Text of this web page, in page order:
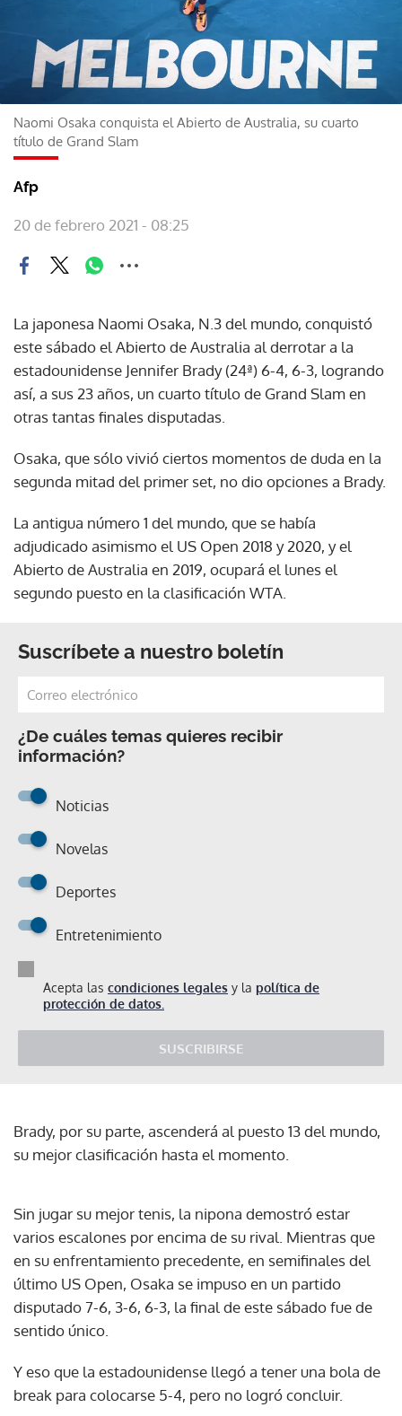
Naomi Osaka conquista el Abierto de Australia, su cuarto
título de Grand Slam
Afp
20 de febrero 2021 - 08:25
La japonesa Naomi Osaka, N.3 del mundo, conquistó
este sábado el Abierto de Australia al derrotar a la
estadounidense Jennifer Brady (24ª) 6-4, 6-3, logrando
así, a sus 23 años, un cuarto título de Grand Slam en
otras tantas finales disputadas.
Osaka, que sólo vivió ciertos momentos de duda en la
segunda mitad del primer set, no dio opciones a Brady.
La antigua número 1 del mundo, que se había
adjudicado asimismo el US Open 2018 y 2020, y el
Abierto de Australia en 2019, ocupará el lunes el
segundo puesto en la clasificación WTA.
Suscríbete a nuestro boletín
¿De cuáles temas quieres recibir
información?
Noticias
Novelas
Deportes
Entretenimiento
Acepta las condiciones legales y la política de
protección de datos.
SUSCRIBIRSE
Brady, por su parte, ascenderá al puesto 13 del mundo,
su mejor clasificación hasta el momento.
Sin jugar su mejor tenis, la nipona demostró estar
varios escalones por encima de su rival. Mientras que
en su enfrentamiento precedente, en semifinales del
último US Open, Osaka se impuso en un partido
disputado 7-6, 3-6, 6-3, la final de este sábado fue de
sentido único.
Y eso que la estadounidense llegó a tener una bola de
break para colocarse 5-4, pero no logró concluir.